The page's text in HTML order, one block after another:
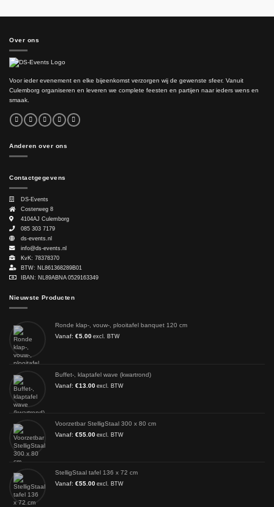
Over ons
Voor ieder evenement en elke bijeenkomst verzorgen wij de gewenste sfeer. Vanuit
Culemborg organiseren en leveren we complete feesten en partijen naar ieders wens en
smaak.
Anderen over ons
Contactgegevens
DS-Events
Costerweg 8
4104AJ Culemborg
085 303 7179
ds-events.nl
info@ds-events.nl
KvK: 78378370
BTW: NL861368289B01
IBAN: NL89ABNA 0529163349
Nieuwste Producten
Ronde klap-, vouw-, plooitafel banquet 120 cm
Vanaf: €5.00 excl. BTW
Buffet-, klaptafel wave (kwartrond)
Vanaf: €13.00 excl. BTW
Voorzetbar StelligStaal 300 x 80 cm
Vanaf: €55.00 excl. BTW
StelligStaal tafel 136 x 72 cm
Vanaf: €55.00 excl. BTW